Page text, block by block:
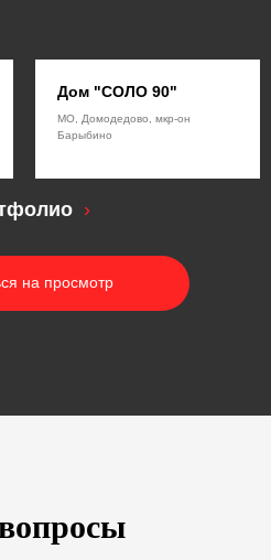
Дом "СОЛО 90"
МО, Домодедово, мкр-он
Барыбино
на просмотр
›